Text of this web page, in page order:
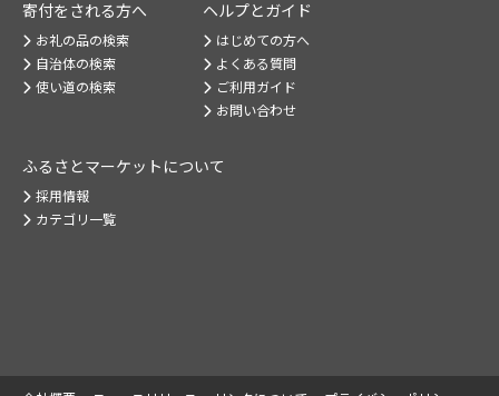
寄付をされる方へ
お礼の品の検索
自治体の検索
使い道の検索
ヘルプとガイド
はじめての方へ
よくある質問
ご利用ガイド
お問い合わせ
ふるさとマーケット について
採用情報
カテゴリ一覧